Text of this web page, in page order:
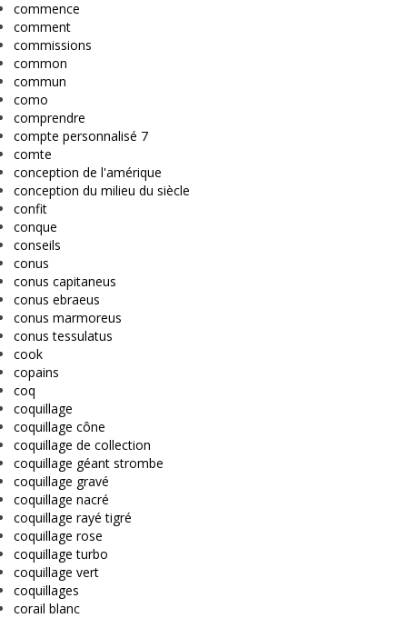
commence
comment
commissions
common
commun
como
comprendre
compte personnalisé 7
comte
conception de l'amérique
conception du milieu du siècle
confit
conque
conseils
conus
conus capitaneus
conus ebraeus
conus marmoreus
conus tessulatus
cook
copains
coq
coquillage
coquillage cône
coquillage de collection
coquillage géant strombe
coquillage gravé
coquillage nacré
coquillage rayé tigré
coquillage rose
coquillage turbo
coquillage vert
coquillages
corail blanc